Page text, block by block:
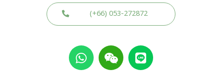
(+66) 053-272872
W
h
a
W
e
i
L
i
n